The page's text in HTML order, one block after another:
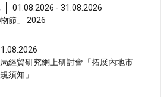
01.08.2026 - 31.08.2026
物節」 2026
經貿研究網上研討會「拓展內地市
須知」